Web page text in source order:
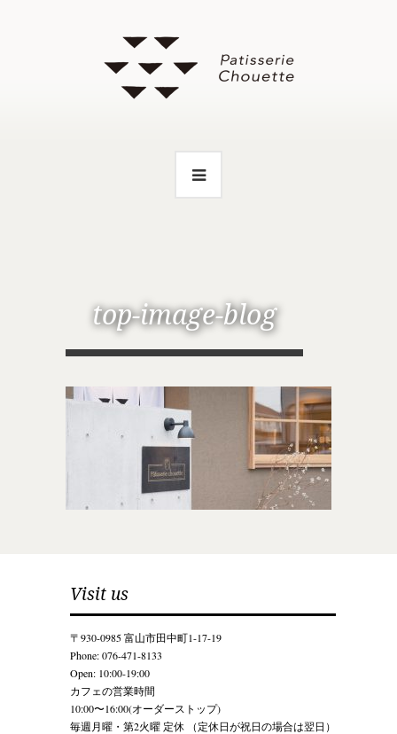
top-image-blog
Visit us
〒930-0985 富山市田中町1-17-19
Phone: 076-471-8133
Open: 10:00-19:00
カフェの営業時間
10:00〜16:00(オーダーストップ)
毎週月曜・第2火曜 定休 （定休日が祝日の場合は翌日）